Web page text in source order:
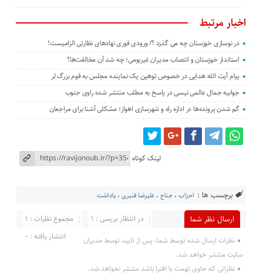
اخبار مرتبط
در نوسازی خوزستان چه می گذرد ؟/ ورودی فوری نهادهای نظارتی الزامیست!
استاندار خوزستان و انتصاب مدیران غیربومی؛ چه شد آن مخالفت‌ها؟
پیام آیت الله هدایی در خصوص توهین یک نماینده مجلس به قوم بزرگ لر
جوابیه جمال عالمی نیسی در پاسخ به مطلب منتشر شده راوی جنوب
گم شدن پرونده‌ها در اداره راه و شهرسازی اهواز؛ مشکلی آشنا برای مراجعان
لینک کوتاه
برچسب ها : احزاب ،جناح ،علیرضا قنبری ،یاداشت
ارسال نظر شما مجموع نظرات : 1
در انتظار بررسی : 1
انتشار یافته : 0
نظرات ارسال شده توسط شما، پس از تایید توسط مدیران
سایت منتشر خواهد شد.
نظراتی که حاوی تهمت یا افترا باشد منتشر نخواهد شد.